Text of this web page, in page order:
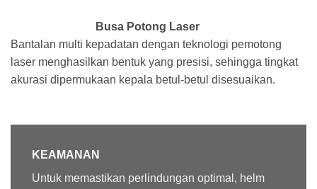
Busa Potong Laser
Bantalan multi kepadatan dengan teknologi pemotong
laser menghasilkan bentuk yang presisi, sehingga tingkat
akurasi dipermukaan kepala betul-betul disesuaikan.
KEAMANAN
Untuk memastikan perlindungan optimal, helm